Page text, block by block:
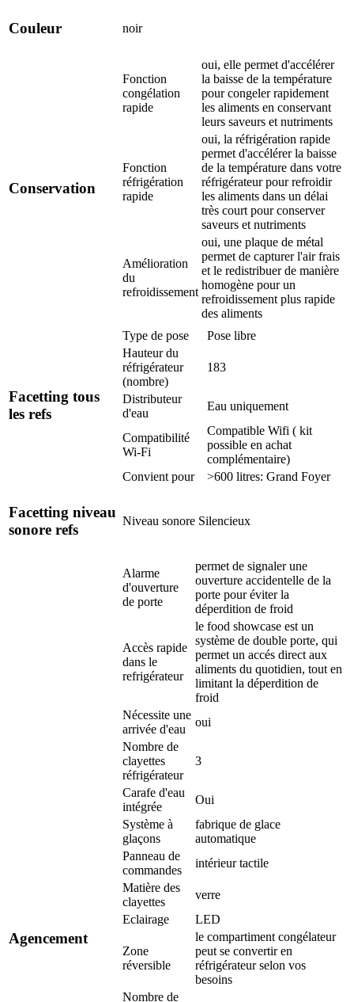
Couleur noir
Conservation
Fonction
congélation
rapide
oui, elle permet d'accélérer
la baisse de la température
pour congeler rapidement
les aliments en conservant
leurs saveurs et nutriments
Fonction
réfrigération
rapide
oui, la réfrigération rapide
permet d'accélérer la baisse
de la température dans votre
réfrigérateur pour refroidir
les aliments dans un délai
très court pour conserver
saveurs et nutriments
Amélioration
du
refroidissement
oui, une plaque de métal
permet de capturer l'air frais
et le redistribuer de manière
homogène pour un
refroidissement plus rapide
des aliments
Facetting tous
les refs
Type de pose
Pose libre
Hauteur du
réfrigérateur
(nombre)
183
Distributeur
d'eau
Eau uniquement
Compatibilité
Wi-Fi
Compatible Wifi ( kit
possible en achat
complémentaire)
Convient pour
>600 litres: Grand Foyer
Facetting niveau
sonore refs
Niveau sonore Silencieux
Agencement
Alarme
d'ouverture
de porte
permet de signaler une
ouverture accidentelle de la
porte pour éviter la
déperdition de froid
Accès rapide
dans le
refrigérateur
le food showcase est un
système de double porte, qui
permet un accés direct aux
aliments du quotidien, tout en
limitant la déperdition de
froid
Nécessite une
arrivée d'eau
oui
Nombre de
clayettes
réfrigérateur
3
Carafe d'eau
intégrée
Oui
Système à
glaçons
fabrique de glace
automatique
Panneau de
commandes
intérieur tactile
Matière des
clayettes
verre
Eclairage
LED
Zone
réversible
le compartiment congélateur
peut se convertir en
réfrigérateur selon vos
besoins
Nombre de